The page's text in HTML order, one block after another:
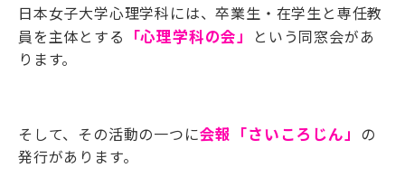
日本女子大学心理学科には、卒業生・在学生と専任教
員を主体とする 「心理学科の会」
という同窓会があ
ります。
そして、その活動の一つに会報「さいころじん」 の
発行があります。